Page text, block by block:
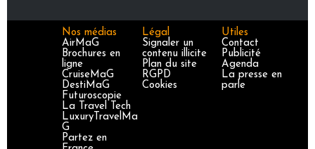
Nos médias
AirMaG
Brochures en
ligne
CruiseMaG
DestiMaG
Futuroscopie
La Travel Tech
LuxuryTravelMa
G
Partez en
Légal
Signaler un
contenu illicite
Plan du site
RGPD
Cookies
Utiles
Contact
Publicité
Agenda
La presse en
parle